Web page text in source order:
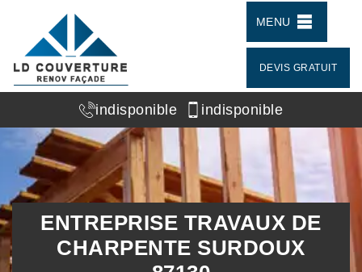
MENU
DEVIS GRATUIT
indisponible indisponible
ENTREPRISE TRAVAUX DE
CHARPENTE SURDOUX